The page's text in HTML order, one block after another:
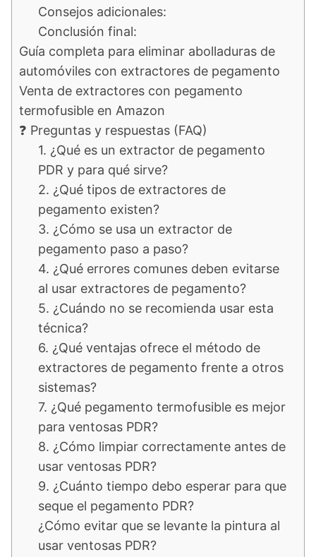
Consejos adicionales:
Conclusión final:
Guía completa para eliminar abolladuras de
automóviles con extractores de pegamento
Venta de extractores con pegamento
termofusible en Amazon
❓ Preguntas y respuestas (FAQ)
1. ¿Qué es un extractor de pegamento
PDR y para qué sirve?
2. ¿Qué tipos de extractores de
pegamento existen?
3. ¿Cómo se usa un extractor de
pegamento paso a paso?
4. ¿Qué errores comunes deben evitarse
al usar extractores de pegamento?
5. ¿Cuándo no se recomienda usar esta
técnica?
6. ¿Qué ventajas ofrece el método de
extractores de pegamento frente a otros
sistemas?
7. ¿Qué pegamento termofusible es mejor
para ventosas PDR?
8. ¿Cómo limpiar correctamente antes de
usar ventosas PDR?
9. ¿Cuánto tiempo debo esperar para que
seque el pegamento PDR?
¿Cómo evitar que se levante la pintura al
usar ventosas PDR?